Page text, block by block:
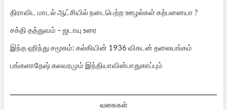
திராவிட மாடல் ஆட்சியில் நடைபெற்ற ஊழல்கள் கற்பனையா ?
சக்தி தத்துவம் – ஜடாயு உரை
இந்த ஹிந்து சமூகம்: கல்கியின் 1936 விகடன் தலையங்கம்
பங்களாதேஷ் கலவரமும் இந்தியாவின்பாதுகாப்பும்
வகைகள்